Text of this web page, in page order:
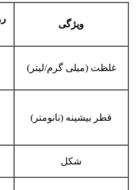
ویژگی
غلظت (میلی گرم/لیتر)
قطر بیشینه (نانومتر)
شکل